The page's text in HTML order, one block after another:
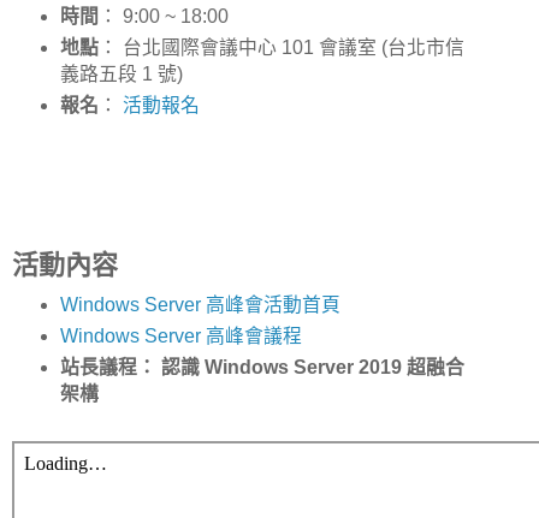
時間 ： 9:00 ~ 18:00
地點： 台北國際會議中心 101 會議室 (台北市信
義路五段 1 號)
報名 ： 活動報名
活動內容
Windows Server 高峰會活動首頁
Windows Server 高峰會議程
站長議程： 認識 Windows Server 2019 超融合
架構